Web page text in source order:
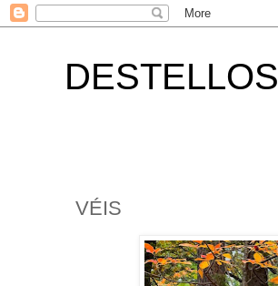
DESTELLOS
VÉIS